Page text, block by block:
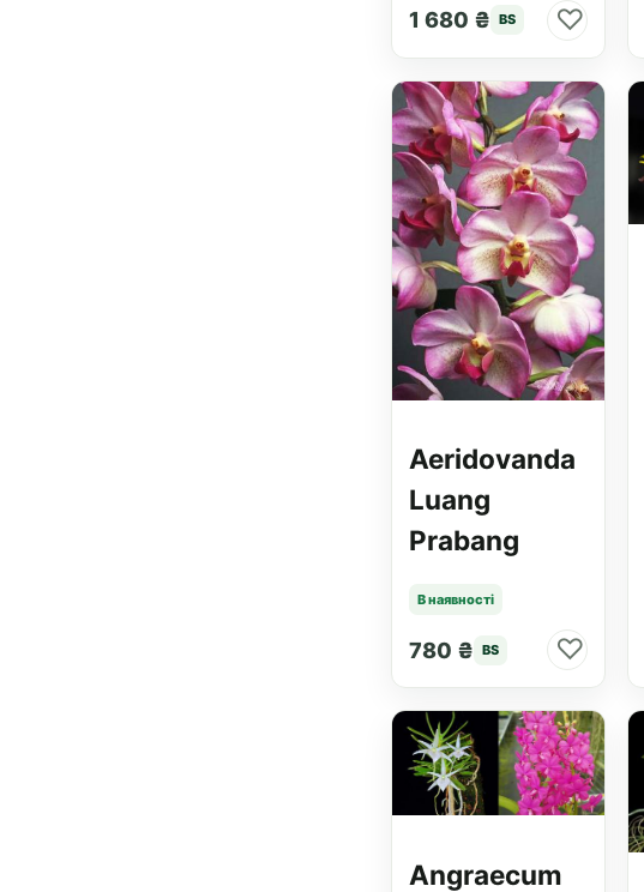
1 680 ₴ BS ♡
Aeridovanda
Luang
Prabang
В наявності
780 ₴ BS ♡
Angraecum